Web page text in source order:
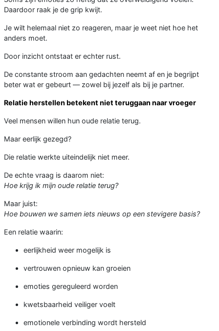
Daardoor raak je de grip kwijt.
Je wilt helemaal niet zo reageren, maar je weet niet hoe het
anders moet.
Door inzicht ontstaat er echter rust.
De constante stroom aan gedachten neemt af en je begrijpt
beter wat er gebeurt — zowel bij jezelf als bij je partner.
Relatie herstellen betekent niet teruggaan naar vroeger
Veel mensen willen hun oude relatie terug.
Maar eerlijk gezegd?
Die relatie werkte uiteindelijk niet meer.
De echte vraag is daarom niet:
Hoe krijg ik mijn oude relatie terug?
Maar juist:
Hoe bouwen we samen iets nieuws op een stevigere basis?
Een relatie waarin:
eerlijkheid weer mogelijk is
vertrouwen opnieuw kan groeien
emoties gereguleerd worden
kwetsbaarheid veiliger voelt
emotionele verbinding wordt hersteld